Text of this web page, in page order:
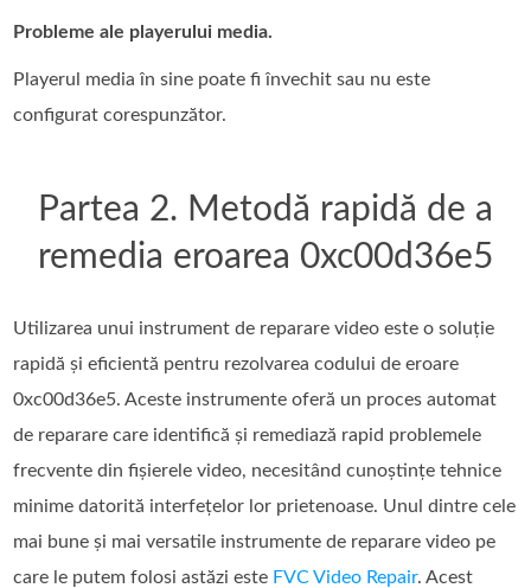
Probleme ale playerului media.
Playerul media în sine poate fi învechit sau nu este
configurat corespunzător.
Partea 2. Metodă rapidă de a
remedia eroarea 0xc00d36e5
Utilizarea unui instrument de reparare video este o soluție
rapidă și eficientă pentru rezolvarea codului de eroare
0xc00d36e5. Aceste instrumente oferă un proces automat
de reparare care identifică și remediază rapid problemele
frecvente din fișierele video, necesitând cunoștințe tehnice
minime datorită interfețelor lor prietenoase. Unul dintre cele
mai bune și mai versatile instrumente de reparare video pe
care le putem folosi astăzi este FVC Video Repair. Acest